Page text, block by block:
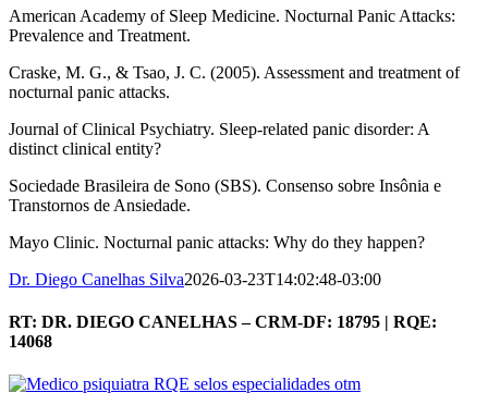
American Academy of Sleep Medicine. Nocturnal Panic Attacks:
Prevalence and Treatment.
Craske, M. G., & Tsao, J. C. (2005). Assessment and treatment of
nocturnal panic attacks.
Journal of Clinical Psychiatry. Sleep-related panic disorder: A
distinct clinical entity?
Sociedade Brasileira de Sono (SBS). Consenso sobre Insônia e
Transtornos de Ansiedade.
Mayo Clinic. Nocturnal panic attacks: Why do they happen?
Dr. Diego Canelhas Silva2026-03-23T14:02:48-03:00
RT: DR. DIEGO CANELHAS – CRM-DF: 18795 | RQE:
14068